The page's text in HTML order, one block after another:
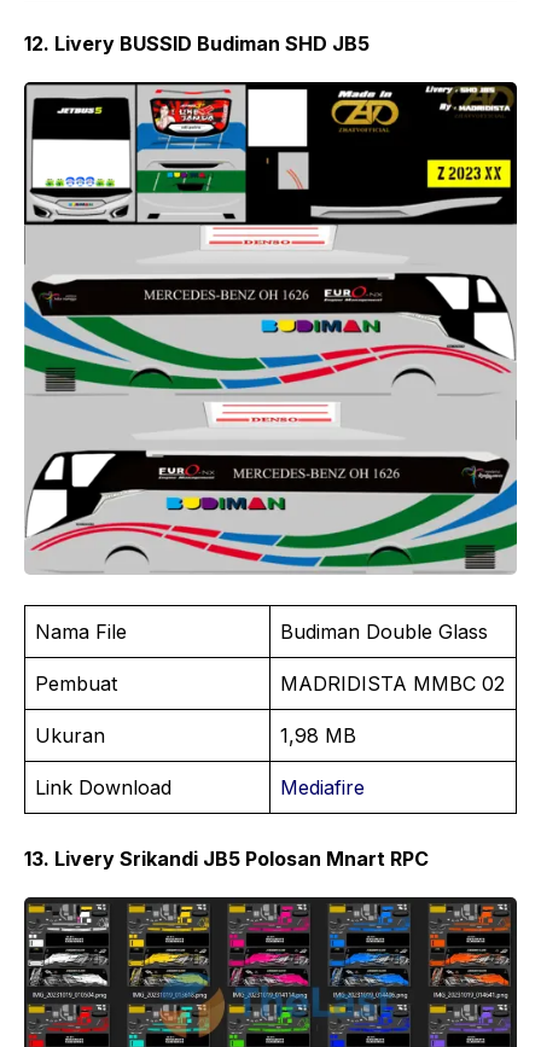
12. Livery BUSSID Budiman SHD JB5
Nama File Budiman Double Glass
Pembuat MADRIDISTA MMBC 02
Ukuran 1,98 MB
Link Download Mediafire
13. Livery Srikandi JB5 Polosan Mnart RPC